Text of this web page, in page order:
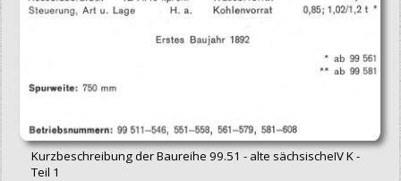
Kurzbeschreibung der Baureihe 99.51 - alte sächsischeIV K -
Teil 1